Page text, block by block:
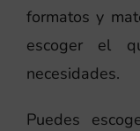
formatos y
escoger el
necesidades.
Puedes